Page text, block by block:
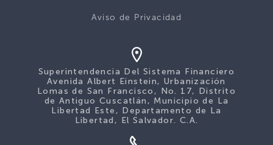
Aviso de Privacidad
Superintendencia Del Sistema Financiero
Avenida Albert Einstein, Urbanización
Lomas de San Francisco, No. 17, Distrito
de Antiguo Cuscatlán, Municipio de La
Libertad Este, Departamento de La
Libertad, El Salvador. C.A.